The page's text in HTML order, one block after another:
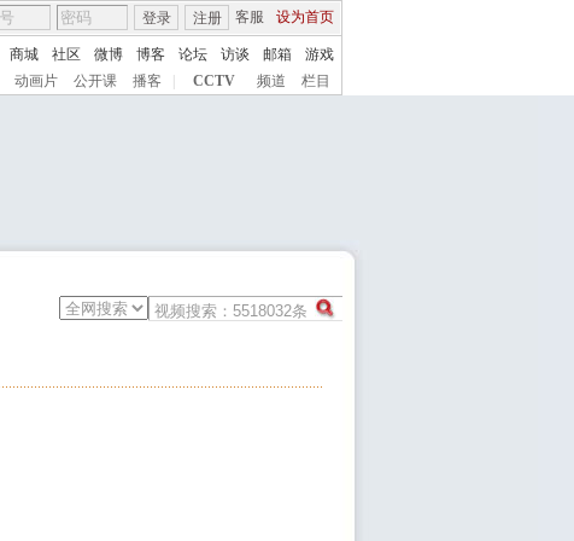
客服 设为首页
登录 注册
商城 社区 微博 博客 论坛 访谈 邮箱
游戏
动画片 公开课 播客 CCTV 频道 栏目